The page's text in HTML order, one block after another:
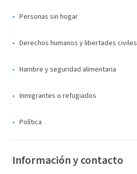
Personas sin hogar
Derechos humanos y libertades civiles
Hambre y seguridad alimentaria
Inmigrantes o refugiados
Política
Información y contacto